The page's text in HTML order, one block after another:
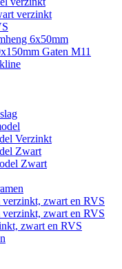
verzinkt
6x50mm
Gaten M11
Verzinkt
Zwart
Zwart
verzinkt, zwart en RVS
verzinkt, zwart en RVS
zwart en RVS